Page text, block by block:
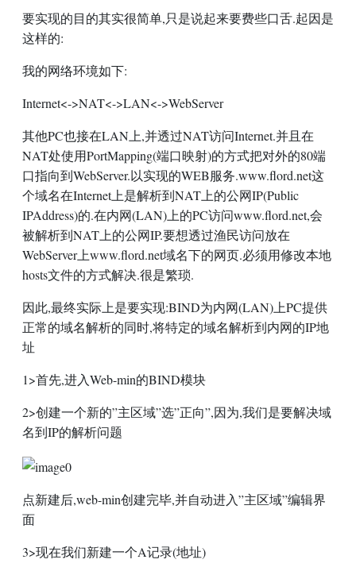
要实现的目的其实很简单,只是说起来要费些口舌.起因是
这样的:
我的网络环境如下:
Internet<->NAT<->LAN<->WebServer
其他PC也接在LAN上,并透过NAT访问Internet.并且在
NAT处使用PortMapping(端口映射)的方式把对外的80端
口指向到WebServer.以实现的WEB服务.www.flord.net这
个域名在Internet上是解析到NAT上的公网IP(Public
IPAddress)的.在内网(LAN)上的PC访问www.flord.net,会
被解析到NAT上的公网IP.要想透过渔民访问放在
WebServer上www.flord.net域名下的网页.必须用修改本地
hosts文件的方式解决.很是繁琐.
因此,最终实际上是要实现:BIND为内网(LAN)上PC提供
正常的域名解析的同时,将特定的域名解析到内网的IP地
址
1>首先,进入Web-min的BIND模块
2>创建一个新的”主区域”选”正向”,因为,我们是要解决域
名到IP的解析问题
点新建后,web-min创建完毕,并自动进入”主区域”编辑界
面
3>现在我们新建一个A记录(地址)